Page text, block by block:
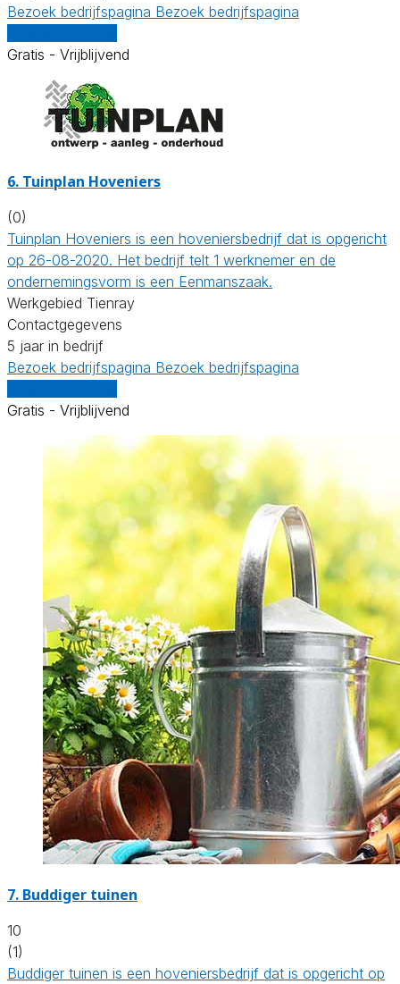
Bezoek bedrijfspagina Bezoek bedrijfspagina
Gratis - Vrijblijvend
6. Tuinplan Hoveniers
(0)
Tuinplan Hoveniers is een hoveniersbedrijf dat is opgericht
op 26-08-2020. Het bedrijf telt 1 werknemer en de
ondernemingsvorm is een Eenmanszaak.
Werkgebied Tienray
Contactgegevens
5 jaar in bedrijf
Bezoek bedrijfspagina Bezoek bedrijfspagina
Gratis - Vrijblijvend
7. Buddiger tuinen
10
(1)
Buddiger tuinen is een hoveniersbedrijf dat is opgericht op